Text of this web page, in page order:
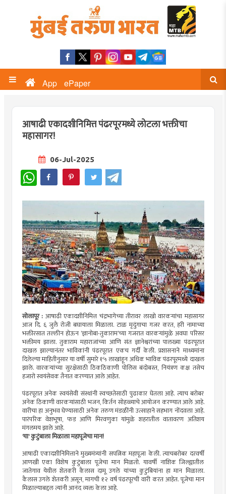
App ePaper
आषाढी एकादशीनिमित्त पंढरपूरमध्ये लोटला भक्तीचा
महासागर!
06-Jul-2025
WhatsApp
सोलापूर : आषाढी एकादशीनिमित्त चंद्रभागेच्या तीरावर लाखो वारकऱ्यांचा महासागर
आज दि. ६ जुलै रोजी बघायाला मिळाला. टाळ मृदुंगाचा गजर करत, हरी नामाच्या
भक्तीरसात तल्लीन होऊन ‘ज्ञानोबा-तुकाराम’च्या गजरात वारकऱ्यांमुळे अवघा परिसर
भक्तीमय झाला. तुकाराम महाराजांच्या आणि संत ज्ञानेश्वरांच्या पालख्या पंढरपूरात
दाखल झाल्यानंतर भाविकांनी पंढरपूरात एकच गर्दी केली. प्रशासनाने माध्यमांना
दिलेल्या माहितीनुसार या वर्षी सुमारे १५ लाखांहून अधिक भाविक पंढरपूरमध्ये दाखल
झाले. वारकऱ्यांच्या सुरक्षेसाठी ठिकठिकाणी पोलिस बंदोबस्त, नियंत्रण कक्ष तसेच
हजारो स्वयंसेवक तैनात करण्यात आले आहेत.
पंढरपूरात अनेक स्वयंसेवी संस्थांनी स्वच्छतेसाठी पुढाकार घेतला आहे. त्याच बरोबर
अनेक ठिकाणी वारकऱ्यांसाठी भजन, किर्तन सोहळ्याचे आयोजन करण्यात आले आहे.
वारीचा हा अनुभव घेण्यासाठी अनेक तरुण मंडळींनी उत्साहाने सहभाग नोंदवला आहे.
पारंपरिक वेशभूषा, फड आणि मिरवणुका यांमुळे शहरातील वातावरण अतिशय
मंगलमय झाले आहे.
'या' कुटुंबाला मिळाला महापूजेचा मान!
आषाढी एकादशीनिमित्ताने मुख्यमंत्र्यांनी सपत्निक महापूजा केली. त्याचबरोबर दरवर्षी
आणखी एका विशेष कुटुंबाला पूजेचा मान मिळतो. यावर्षी नाशिक जिल्ह्यातील
जातेगाव येथील शेतकरी कैलास दामू उगले यांच्या कुटुंबियांना हा मान मिळाला.
कैलास उगले शेतकरी असून, मागची १२ वर्ष पंढरपूरची वारी करत आहेत. पूजेचा मान
मिळाल्याबद्दल त्यांनी आनंद व्यक्त केला आहे.